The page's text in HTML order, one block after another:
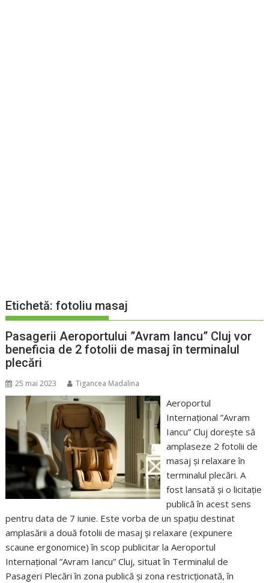
Etichetă:fotoliu masaj
Pasagerii Aeroportului ”Avram Iancu” Cluj vor
beneficia de 2 fotolii de masaj în terminalul
plecări
25 mai 2023 Tigancea Madalina
Aeroportul
Internațional ”Avram
Iancu” Cluj dorește să
amplaseze 2 fotolii de
masaj și relaxare în
terminalul plecări. A
fost lansată și o licitație
publică în acest sens
pentru data de 7 iunie. Este vorba de un spațiu destinat
amplasării a două fotolii de masaj și relaxare (expunere
scaune ergonomice) în scop publicitar la Aeroportul
Internațional ”Avram Iancu” Cluj, situat în Terminalul de
Pasageri Plecări în zona publică și zona restricționată, în